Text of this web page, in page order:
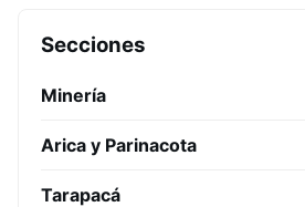
Secciones
Minería
Arica y Parinacota
Tarapacá